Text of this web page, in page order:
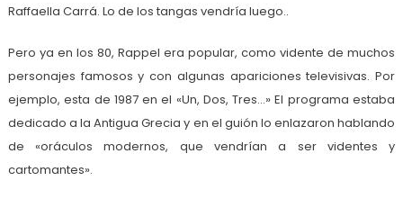
Raffaella Carrá. Lo de los tangas vendría luego..
Pero ya en los 80, Rappel era popular, como vidente de muchos
personajes famosos y con algunas apariciones televisivas. Por
ejemplo, esta de 1987 en el «Un, Dos, Tres…» El programa estaba
dedicado a la Antigua Grecia y en el guión lo enlazaron hablando
de «oráculos modernos, que vendrían a ser videntes y
cartomantes».